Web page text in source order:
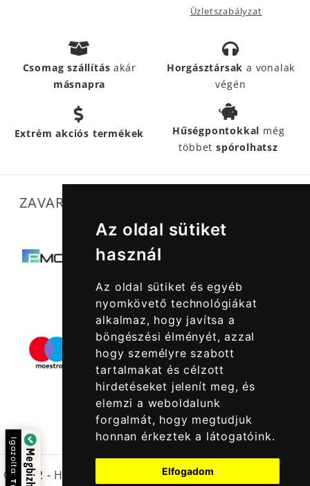
Az oldal sütiket
használ
Az oldal sütiket és egyéb
nyomkövető technológiákat
alkalmaz, hogy javítsa a
böngészési élményét, azzal
hogy személyre szabott
tartalmakat és célzott
hirdetéseket jelenít meg, és
elemzi a weboldalunk
forgalmát, hogy megtudjuk
honnan érkeztek a látogatóink.
Elfogadom
Üzletszabályzat
Csomag szállításakár
másnapra
Horgásztársak a vonalak
végén
Extrém akciós termékek Hűségpontokkal még
többetspórolhatsz
ZAVARTALAN MŰKÖDÉSÜNKET SEGÍTIK
© 2022 - Halcatraz Kft.
Igazolta: